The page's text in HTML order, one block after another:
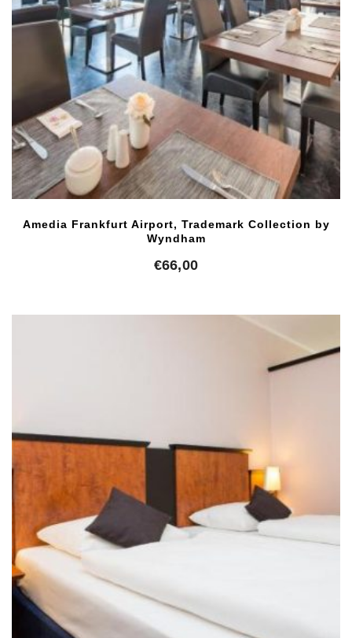
Amedia Frankfurt Airport, Trademark Collection by
Wyndham
€66,00